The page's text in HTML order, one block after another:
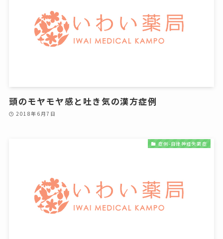
頭のモヤモヤ感と吐き気の漢方症例
2018年6月7日
症例-自律神経失調症